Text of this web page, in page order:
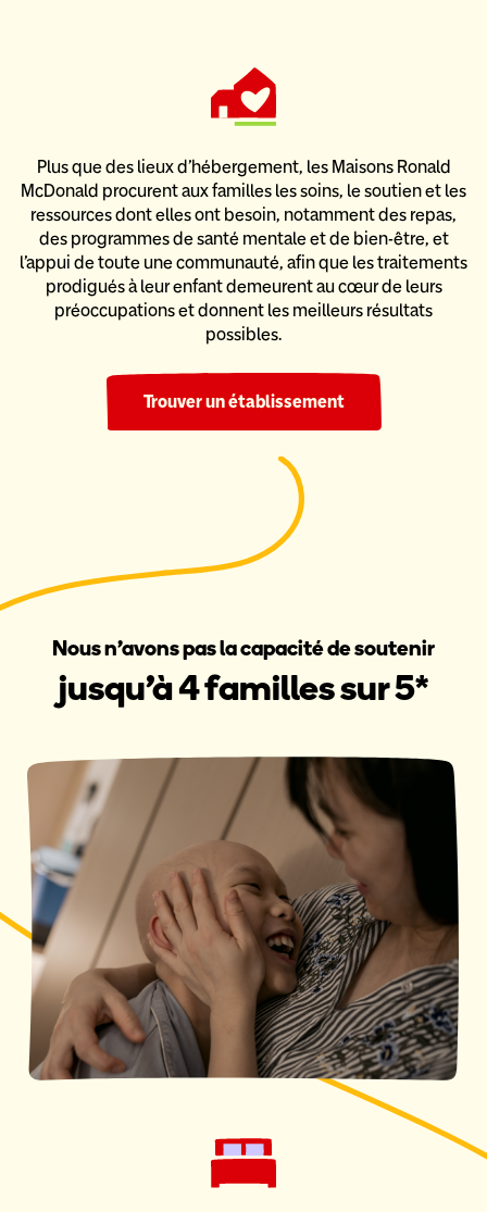
Plus que des lieux d’hébergement, les Maisons Ronald
McDonald procurent aux familles les soins, le soutien et les
ressources dont elles ont besoin, notamment des repas,
des programmes de santé mentale et de bien-être, et
l’appui de toute une communauté, afin que les traitements
prodiguésà leur enfant demeurent au cœur de leurs
préoccupations et donnent les meilleurs résultats
possibles.
Trouver un établissement
Nous n’avons pas la capacité de soutenir
jusqu’à 4 familles sur 5*